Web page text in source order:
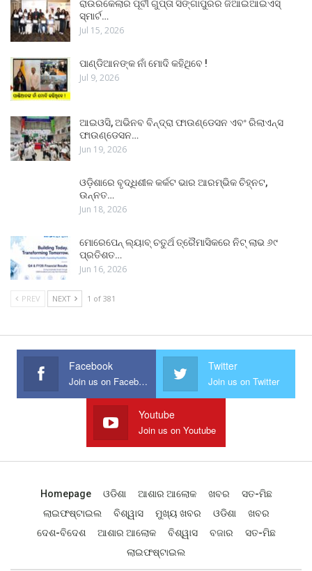
ରାଉରକେଲାର ପୂର୍ବୀ ଗୁପ୍ତା ସିଙ୍ଗାପୁରର ଜିଆଇଆଇଏସ୍
ସ୍ମାର୍ଟ…
Jul 15, 2026
ପାଣ୍ଡିଆନଙ୍କ ନାଁ ମୋଦି କହିଥିବେ !
Jul 9, 2026
ଆଇଓସି, ଅଭିନବ ବିନ୍ଦ୍ରା ଫାଉଣ୍ଡେସନ ଏବଂ ରିଲାଏନ୍ସ
ଫାଉଣ୍ଡେସନ…
Jun 19, 2026
ଓଡ଼ିଶାରେ ବୃଦ୍ଧିଶୀଳ କର୍କଟ ଭାର ଆରମ୍ଭିକ ଚିହ୍ନଟ,
ଉନ୍ନତ…
Jun 18, 2026
ମୋରେପେନ୍ ଲ୍ୟାବ୍ ଚତୁର୍ଥ ତ୍ରୈମାସିକରେ ନିଟ୍ ଲାଭ ୬୯
ପ୍ରତିଶତ…
Jun 16, 2026
PREV NEXT 1 of 381
Facebook
Join us on Facebook
Twitter
Join us on Twitter
Youtube
Join us on Youtube
Homepage ଓଡିଶା ଆଶାର ଆଲୋକ ଖବର
ସତ-ମିଛ
ଲାଇଫଷ୍ଟାଇଲ
ବିଶ୍ୱାସ ମୁଖ୍ୟ ଖବର ଓଡିଶା
ଖବର
ଦେଶ-ବିଦେଶ
ଆଶାର ଆଲୋକ ବିଶ୍ୱାସ ବଜାର
ସତ-ମିଛ
ଲାଇଫଷ୍ଟାଇଲ